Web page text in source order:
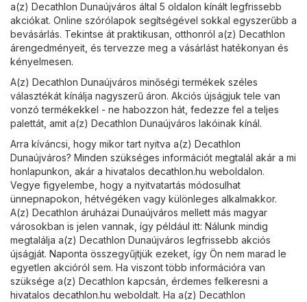
a(z) Decathlon Dunaújváros által 5 oldalon kínált legfrissebb
akciókat. Online szórólapok segítségével sokkal egyszerűbb a
bevásárlás. Tekintse át praktikusan, otthonról a(z) Decathlon
árengedményeit, és tervezze meg a vásárlást hatékonyan és
kényelmesen.
A(z) Decathlon Dunaújváros minőségi termékek széles
választékát kínálja nagyszerű áron. Akciós újságjuk tele van
vonzó termékekkel - ne habozzon hát, fedezze fel a teljes
palettát, amit a(z) Decathlon Dunaújváros lakóinak kínál.
Arra kíváncsi, hogy mikor tart nyitva a(z) Decathlon
Dunaújváros? Minden szükséges információt megtalál akár a mi
honlapunkon, akár a hivatalos decathlon.hu weboldalon.
Vegye figyelembe, hogy a nyitvatartás módosulhat
ünnepnapokon, hétvégéken vagy különleges alkalmakkor.
A(z) Decathlon áruházai Dunaújváros mellett más magyar
városokban is jelen vannak, így például itt: Nálunk mindig
megtalálja a(z) Decathlon Dunaújváros legfrissebb akciós
újságját. Naponta összegyűjtjük ezeket, így Ön nem marad le
egyetlen akcióról sem. Ha viszont több információra van
szüksége a(z) Decathlon kapcsán, érdemes felkeresni a
hivatalos decathlon.hu weboldalt. Ha a(z) Decathlon